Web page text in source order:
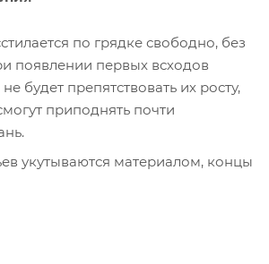
по грядке свободно, без
появлении первых всходов
будет препятствовать их росту,
приподнять почти
укутываются материалом, концы